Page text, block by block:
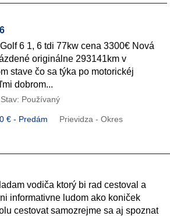
6 1, 6 tdi 77kw cena 3300€ Nová
originálne 293141km v
stave čo sa týka po motorickéj
dobrom...
Stav: Používaný
€ - Predám Prievidza - Okres
vodiča ktorý bi rad cestoval a
informativne ludom ako koniček
cestovat samozrejme sa aj spoznat